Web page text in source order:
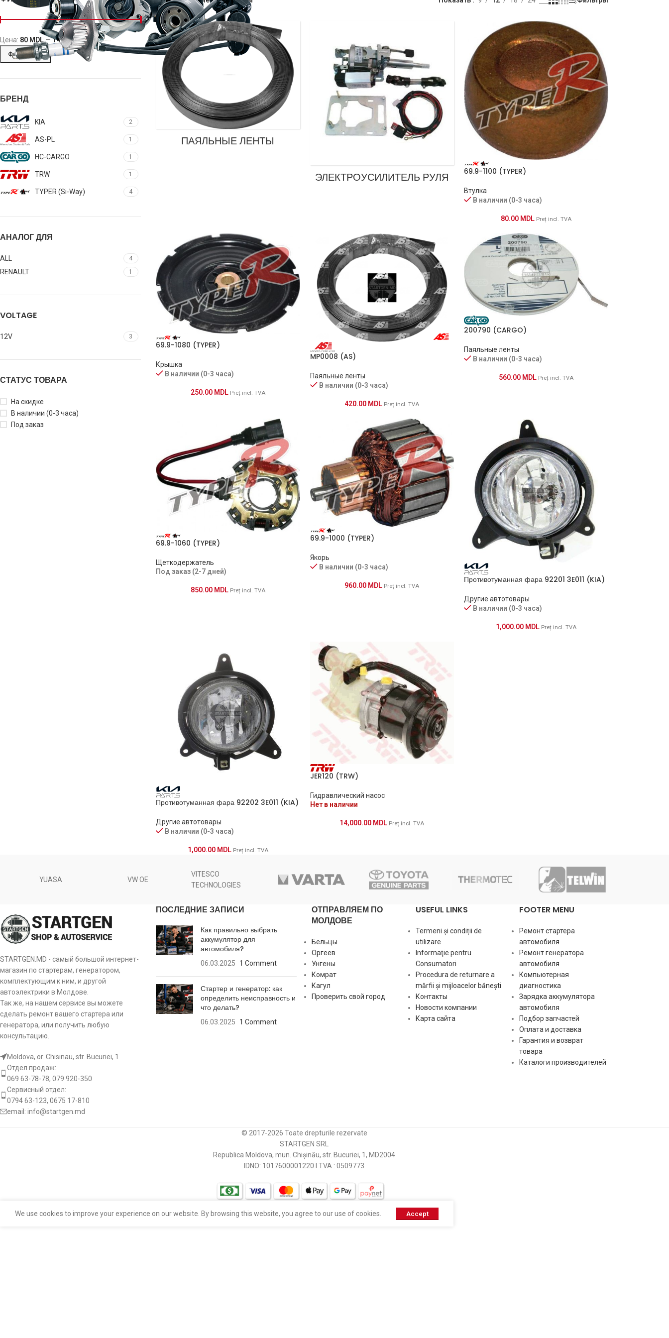
Фильтрация
Цена: 80 MDL—14,000 MDL
БРЕНД
KIA 2
AS-PL 1
HC-CARGO 1
TRW 1
TYPER (Si-Way) 4
АНАЛОГ ДЛЯ
ALL 4
RENAULT 1
VOLTAGE
12V 3
СТАТУС ТОВАРА
На скидке
В наличии (0-3 часа)
Под заказ
ПАЯЛЬНЫЕ ЛЕНТЫ
ЭЛЕКТРОУСИЛИТЕЛЬ РУЛЯ 69.9-1100 (TYPER)
Втулка
В наличии (0-3 часа)
80.00 MDL Preț incl. TVA
69.9-1080 (TYPER)
Крышка
В наличии (0-3 часа)
250.00 MDL Preț incl. TVA
MP0008 (AS)
Паяльные ленты
В наличии (0-3 часа)
420.00 MDL Preț incl. TVA
200790 (CARGO)
Паяльные ленты
В наличии (0-3 часа)
560.00 MDL Preț incl. TVA
69.9-1060 (TYPER)
Щеткодержатель
Под заказ (2-7 дней)
850.00 MDL Preț incl. TVA
69.9-1000 (TYPER)
Якорь
В наличии (0-3 часа)
960.00 MDL Preț incl. TVA
Противотуманная фара 92201 3E011 (KIA)
Другие автотовары
В наличии (0-3 часа)
1,000.00 MDL Preț incl. TVA
Противотуманная фара 92202 3E011 (KIA)
Другие автотовары
В наличии (0-3 часа)
1,000.00 MDL Preț incl. TVA
JER120 (TRW)
Гидравлический насос
Нет в наличии
14,000.00 MDL Preț incl. TVA
YUASA VW OE
VITESCO
TECHNOLOGIES
STARTGEN.MD - самый большой интернет-
магазин по стартерам, генератором,
комплектующим к ним, и другой
автоэлектрики в Молдове.
Так же, на нашем сервисе вы можете
сделать ремонт вашего стартера или
генератора, или получить любую
консультацию.
Moldova, or. Chisinau, str. Bucuriei, 1
Отдел продаж:
069 63-78-78, 079 920-350
Сервисный отдел:
0794 63-123, 0675 17-810
email: info@startgen.md
ПОСЛЕДНИЕ ЗАПИСИ
Как правильно выбрать
аккумулятор для
автомобиля?
06.03.2025 1 Comment
Стартер и генератор: как
определить неисправность и
что делать?
06.03.2025 1 Comment
ОТПРАВЛЯЕМ ПО
МОЛДОВЕ
Бельцы
Оргеев
Унгены
Комрат
Кагул
Проверить свой город
USEFUL LINKS
Termeni și condiții de
utilizare
Informaţie pentru
Consumatori
Procedura de returnare a
mărfii și mijloacelor bănești
Контакты
Новости компании
Карта сайта
FOOTER MENU
Ремонт стартера
автомобиля
Ремонт генератора
автомобиля
Компьютерная
диагностика
Зарядка аккумулятора
автомобиля
Подбор запчастей
Оплата и доставка
Гарантия и возврат
товара
Каталоги производителей
© 2017-2026 Toate drepturile rezervate
STARTGEN SRL
Republica Moldova, mun. Chișinău, str. Bucuriei, 1, MD2004
IDNO: 1017600001220 I TVA : 0509773
We use cookies to improve your experience on our website. By browsing this website, you agree to our use of cookies. Accept